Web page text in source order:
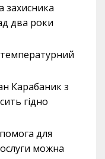
захисника
два роки
Карабаник з
гідно
для
можна